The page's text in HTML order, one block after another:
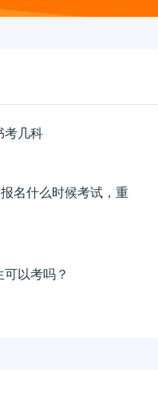
考几科
名什么时候考试，重
可以考吗？